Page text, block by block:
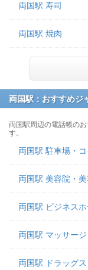
両国駅 寿司
両国駅 焼肉
両国駅：おすすめジ
両国駅周辺の電話帳の
す。
両国駅 駐車場・
両国駅 美容院・
両国駅 ビジネス
両国駅 マッサー
両国駅 ドラッグ